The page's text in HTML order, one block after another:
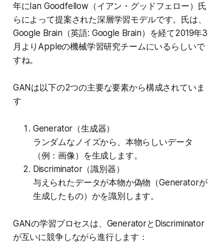
年にIan Goodfellow（イアン・グッドフェロー）氏
らによって提案された深層学習モデルです。氏は、
Google Brain（英語: Google Brain）を経て2019年3
月よりAppleの機械学習研究チームにいるらしいで
すね。
GANは以下の2つの主要な要素から構成されていま
す
Generator（生成器）
ランダムなノイズから、本物らしいデータ
（例：画像）を生成します。
Discriminator（識別器）
与えられたデータが本物か偽物（Generatorが
生成したもの）かを識別します。
GANの学習プロセスは、GeneratorとDiscriminator
が互いに競争しながら進行します：